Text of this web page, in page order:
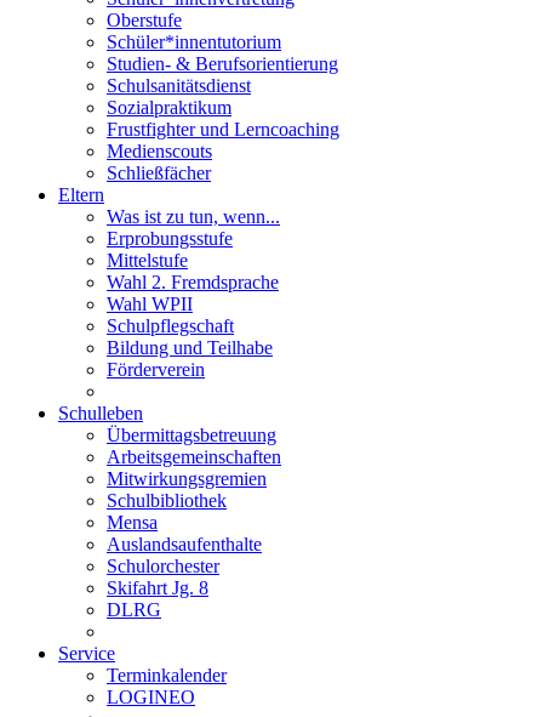
Oberstufe
Schüler*innentutorium
Studien- & Berufsorientierung
Schulsanitätsdienst
Sozialpraktikum
Frustfighter und Lerncoaching
Medienscouts
Schließfächer
Eltern
Was ist zu tun, wenn...
Erprobungsstufe
Mittelstufe
Wahl 2. Fremdsprache
Wahl WPII
Schulpflegschaft
Bildung und Teilhabe
Förderverein
Schulleben
Übermittagsbetreuung
Arbeitsgemeinschaften
Mitwirkungsgremien
Schulbibliothek
Mensa
Auslandsaufenthalte
Schulorchester
Skifahrt Jg. 8
DLRG
Service
Terminkalender
LOGINEO